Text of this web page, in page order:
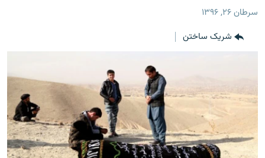
منوی
مراجعه
جستجو
جهان
مصاحبه‌ها
برنامه‌ها
ورزش
بحران مهاجرت
'کووید-۱۹'
تماس
سرطان ۲۶, ۱۳۹۶
شریک ساختن